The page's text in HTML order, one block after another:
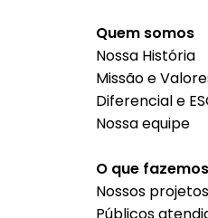
projeto
Quem somos
Nossa História
Missão e
Diferencial e
Nossa equipe
O que fazemos
Nossos projetos